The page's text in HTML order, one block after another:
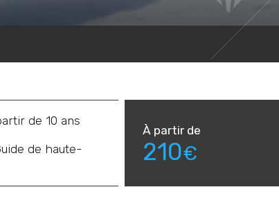
de 10 ans
de haute-
À partir de
210€